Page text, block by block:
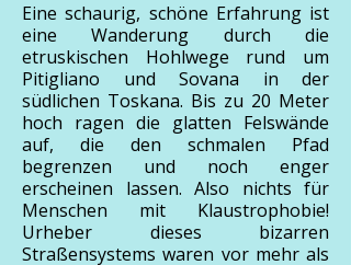
Eine schaurig, schöne Erfahrung ist
eine Wanderung durch die
etruskischen Hohlwege rund um
Pitigliano und Sovana in der
südlichen Toskana. Bis zu 20 Meter
hoch ragen die glatten Felswände
auf, die den schmalen Pfad
begrenzen und noch enger
erscheinen lassen. Also nichts für
Menschen mit Klaustrophobie!
Urheber dieses bizarren
Straßensystems waren vor mehr als